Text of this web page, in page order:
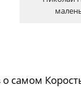
о самом